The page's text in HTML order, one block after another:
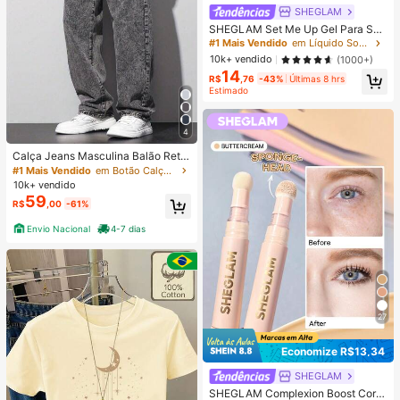
4
Calça Jeans Masculina Balão Reto
Baggy Premium Streetwear Oversiz
ed Rapper Ganga Estilo Skatista Fol
gadas
#1 Mais Vendido
em Botão Calças masculinas
10k+ vendido
R$59 ,00 -61%
Envio Nacional 4-7 dias
SHEGLAM
SHEGLAM Set Me Up Gel Para Sob
rancelhas Marca De Beleza Cosmé
Ticos Maquiagem Para Mulheres E
Meninas
#1 Mais Vendido
em Líquido Sobrancelhas
10k+ vendido
(1000+)
R$14 ,76 -43% Últimas 8 hrs
Estimado
27
Economize R$13,34
SHEGLAM
SHEGLAM Complexion Boost Corre